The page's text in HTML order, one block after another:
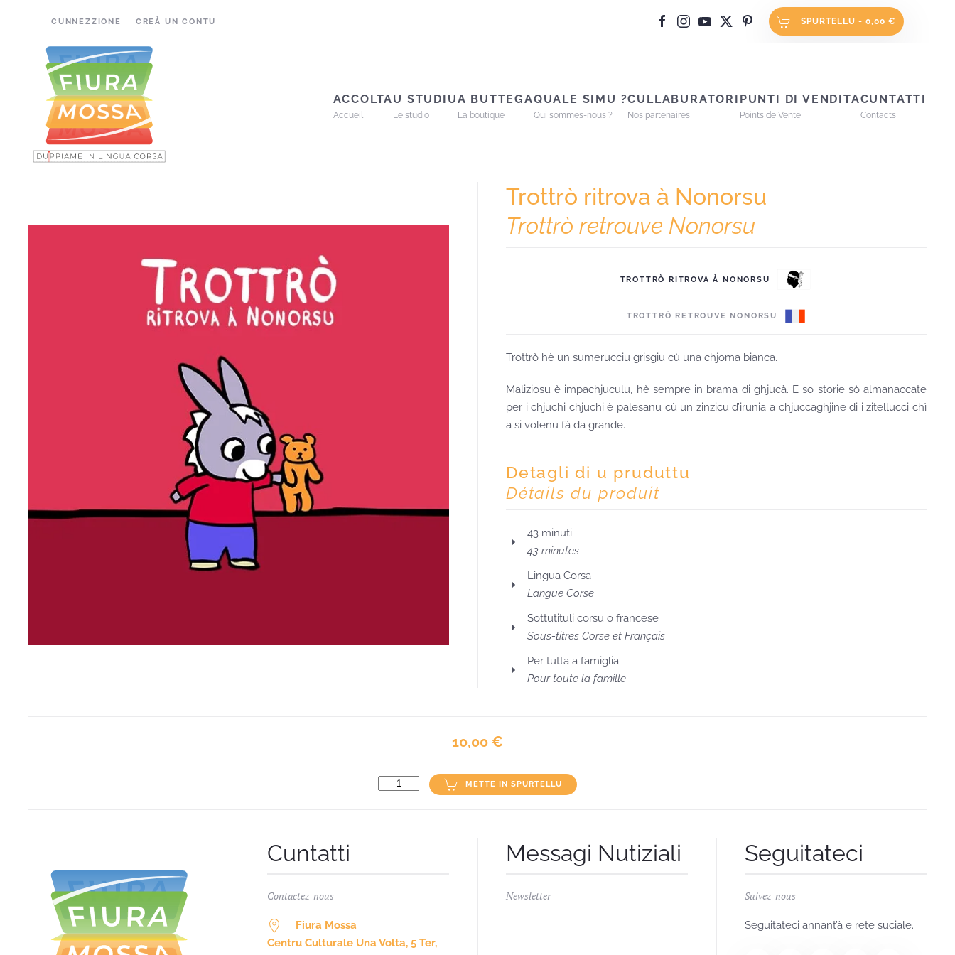
CUNNEZZIONE CREÀ UN CONTU SPURTELLU - 0,00 €
ACCOLTA
Accueil
U STUDIU
Le studio
A BUTTEGA
La boutique
QUALE SIMU ?
Qui sommes-nous ?
CULLABURATORI
Nos partenaires
PUNTI DI VENDITA
Points de Vente
CUNTATTI
Contacts
Trottrò ritrova à Nonorsu
Trottrò retrouve Nonorsu
TROTTRÒ RITROVA À NONORSU
TROTTRÒ RETROUVE NONORSU
Trottrò hè un sumerucciu grisgiu cù una chjoma bianca.
Maliziosu è impachjuculu, hè sempre in brama di ghjucà. E so storie sò almanaccate
per i chjuchi chjuchi è palesanu cù un zinzicu d’irunia a chjuccaghjine di i zitellucci chì
a si volenu fà da grande.
Detagli di u pruduttu
Détails du produit
43 minuti
43 minutes
Lingua Corsa
Langue Corse
Sottutituli corsu o francese
Sous-titres Corse et Français
Per tutta a famiglia
Pour toute la famille
10,00 €
METTE IN SPURTELLU
Cuntatti
Contactez-nous
Fiura Mossa
Centru Culturale Una Volta, 5 Ter,
Messagi Nutiziali
Newsletter
Seguitateci
Suivez-nous
Seguitateci annant’à e rete suciale.